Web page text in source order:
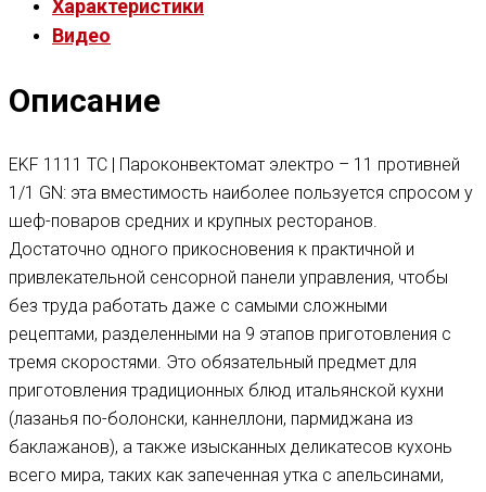
Характеристики
Видео
Описание
EKF 1111 TC | Пароконвектомат электро – 11 противней
1/1 GN: эта вместимость наиболее пользуется спросом у
шеф-поваров средних и крупных ресторанов.
Достаточно одного прикосновения к практичной и
привлекательной сенсорной панели управления, чтобы
без труда работать даже с самыми сложными
рецептами, разделенными на 9 этапов приготовления с
тремя скоростями. Это обязательный предмет для
приготовления традиционных блюд итальянской кухни
(лазанья по-болонски, каннеллони, пармиджана из
баклажанов), а также изысканных деликатесов кухонь
всего мира, таких как запеченная утка с апельсинами,